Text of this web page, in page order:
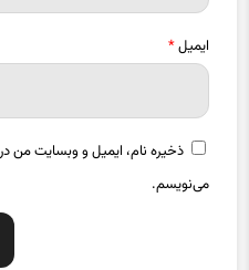
ایمیل*
ذخیره نام، ایمیل و وبسایت من در
می‌نویسم.